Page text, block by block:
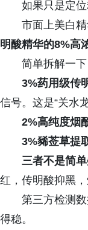
如果只是定
市面上美白
明酸精华的8%高
简单拆解一下
3%药用级传
信号。这是“关水龙
2%高纯度烟
3%豨莶草提
三者不是简
红，传明酸抑黑
第三方检测
得稳。